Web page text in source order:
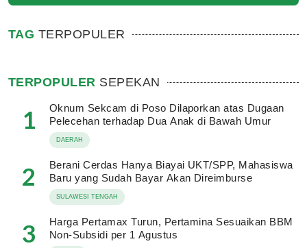
TAG TERPOPULER
TERPOPULER SEPEKAN
1
Oknum Sekcam di Poso Dilaporkan atas Dugaan
Pelecehan terhadap Dua Anak di Bawah Umur
DAERAH
2
Berani Cerdas Hanya Biayai UKT/SPP, Mahasiswa
Baru yang Sudah Bayar Akan Direimburse
SULAWESI TENGAH
3
Harga Pertamax Turun, Pertamina Sesuaikan BBM
Non-Subsidi per 1 Agustus